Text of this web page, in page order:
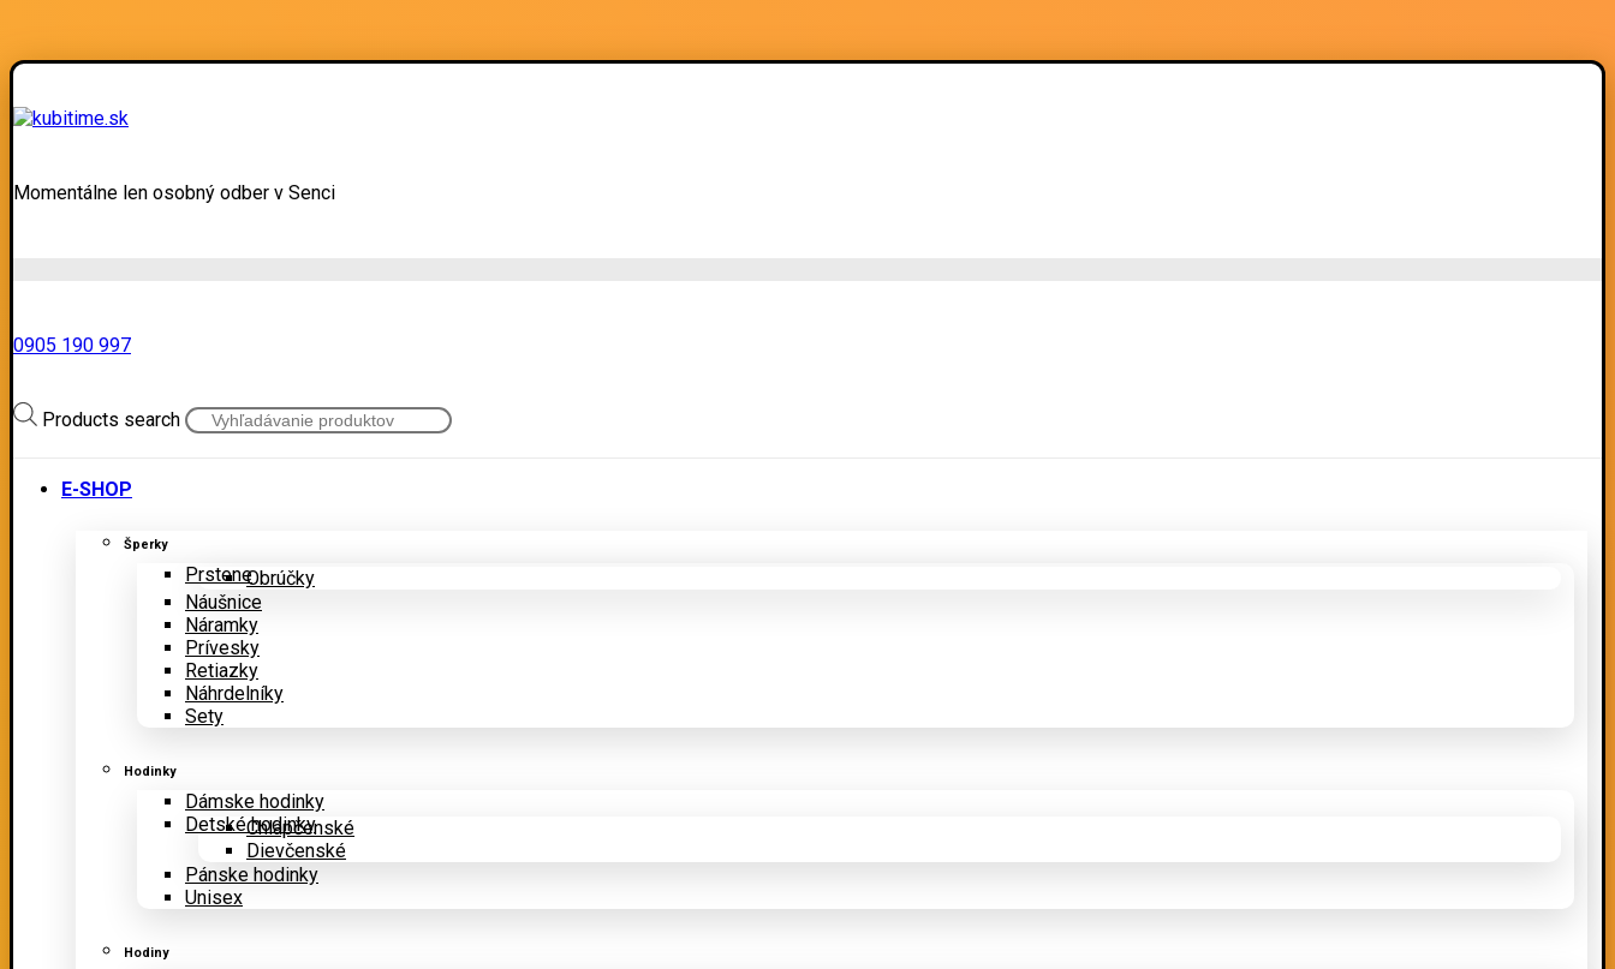
Momentálne len osobný odber v Senci
0905 190 997
Products search
E-SHOP
Šperky
PrsteneObrúčky
Náušnice
Náramky
Prívesky
Retiazky
Náhrdelníky
Sety
Hodinky
Dámske hodinky
Detské hodinky
Chlapčenské
Dievčenské
Pánske hodinky
Unisex
Hodiny